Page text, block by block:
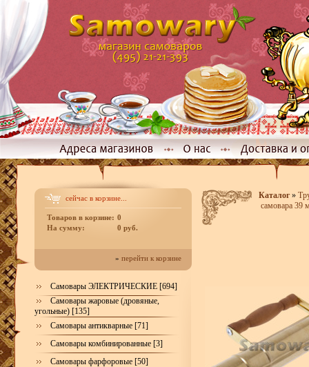
сейчас в корзине...
Товаров в корзине: 0
На сумму:
0 руб.
» перейти к корзине
Самовары ЭЛЕКТРИЧЕСКИЕ [694]
Самовары жаровые (дровяные,
угольные) [135]
Самовары антикварные [71]
Самовары комбинированные [3]
Самовары фарфоровые [50]
Каталог»
самовара 39